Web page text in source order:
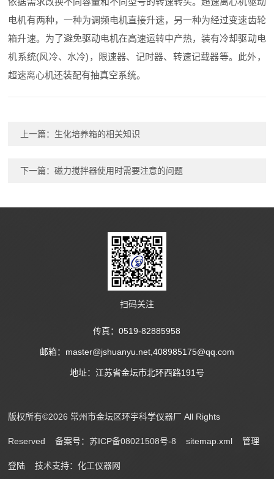
电机有两种，一种为调频电机直接升速，另一种为经过变速齿轮
箱升速。为了避免驱动电机在高速运转中产热，装有冷却驱动电
机系统(风冷、水冷)，限速器、记时器、转速记载器等。此外，
超速离心机还装配有抽真空系统。
上一篇： 生化培养箱的相关知识
下一篇：磁力搅拌器使用时需要注意的问题
扫码关注
传真：0519-82885958
邮箱：master@jshuanyu.net,408985175@qq.com
地址：江苏省金坛市北环西路191号
版权所有©2026 常州市金坛区环宇科学仪器厂 All Rights
Reserved备案号：苏ICP备08021508号-8 sitemap.xml 管理
登陆 技术支持：化工仪器网